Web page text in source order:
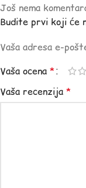
Još nema
Budite prvi koji će
Vaša adresa e-
Vaša ocena *
Vaša recenzija *